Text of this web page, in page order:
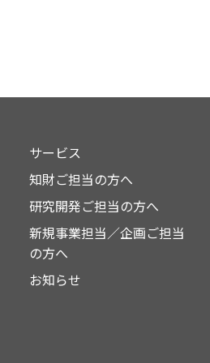
サービス
知財ご担当の方へ
研究開発ご担当の方へ
新規事業担当／企画ご担当
の方へ
お知らせ